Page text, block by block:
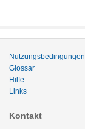
Nutzungsbedingungen
Glossar
Hilfe
Links
Kontakt